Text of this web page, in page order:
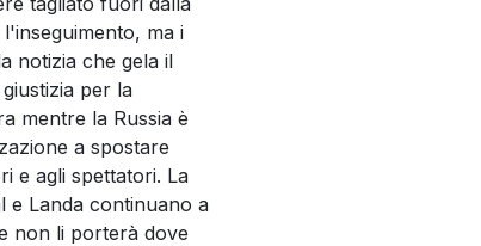
ma i
notizia che gela il
per la
mentre la Russia è
a spostare
e agli spettatori. La
e Landa continuano a
non li porterà dove